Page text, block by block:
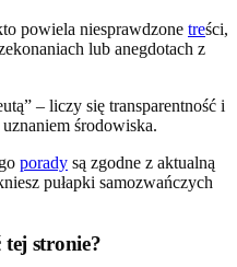
powiela niesprawdzone treści,
lub anegdotach z
– liczy się transparentność i
środowiska.
porady są zgodne z aktualną
pułapki samozwańczych
tej stronie?